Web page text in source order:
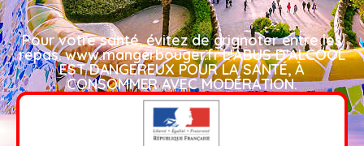
Pour votre santé, évitez de grignoter entre les
repas. www.mangerbouger.fr L'ABUS D'ALCOOL
EST DANGEREUX POUR LA SANTÉ, À
CONSOMMER AVEC MODÉRATION.​